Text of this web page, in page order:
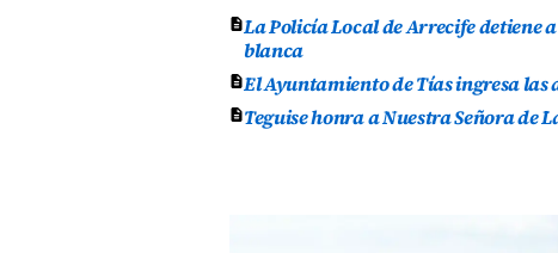
La Policía Local de Arrecife detiene
blanca
El Ayuntamiento de Tías ingresa
Teguise honra a Nuestra Señora de